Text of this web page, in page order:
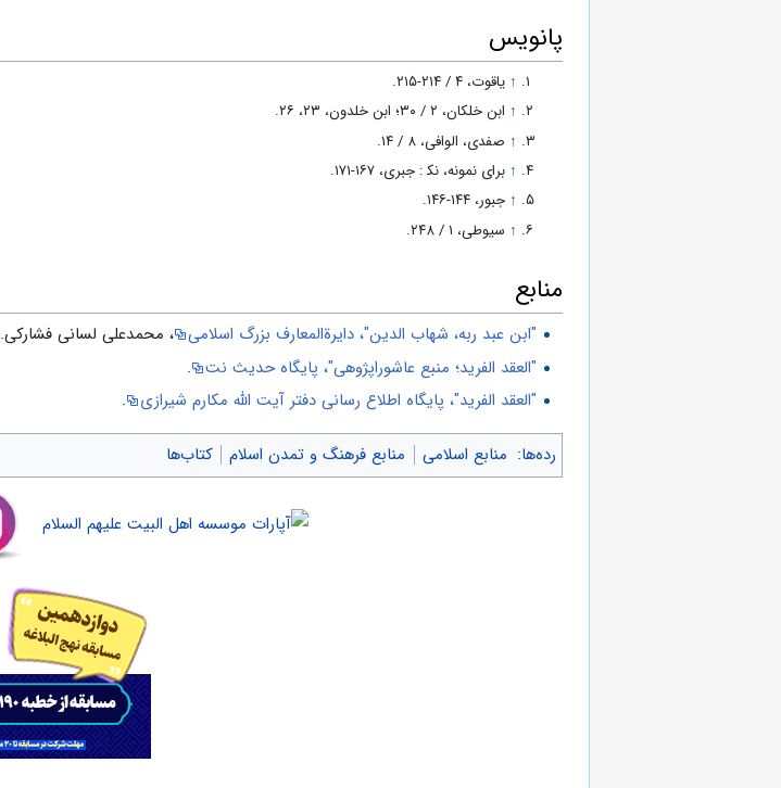
پانویس
↑ یاقوت، ۴ / ۲۱۴-۲۱۵.
↑ ابن خلکان، ۲ / ۳۰؛ ابن خلدون، ۲۳، ۲۶.
↑ صفدی، الوافی، ۸ / ۱۴.
↑ برای نمونه، نک‍ : جبری، ۱۶۷-۱۷۱.
↑ جبور، ۱۴۴-۱۴۶.
↑ سیوطی، ۱ / ۲۴۸.
منابع
"ابن عبد ربه، شهاب الدین"، دایرةالمعارف بزرگ اسلامی ، محمدعلی لسانی فشارکی.
"العقد الفرید؛ منبع عاشوراپژوهی"، پایگاه حدیث نت .
"العقد الفرید"، پایگاه اطلاع رسانی دفتر آیت الله مکارم شیرازی
.
رده‌ها: منابع اسلامی منابع فرهنگ و تمدن اسلام کتاب‌ها